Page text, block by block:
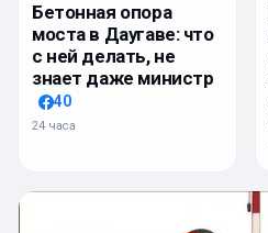
Бетонная опора
моста в Даугаве: что
с ней делать, не
знает даже министр
40
24 часа